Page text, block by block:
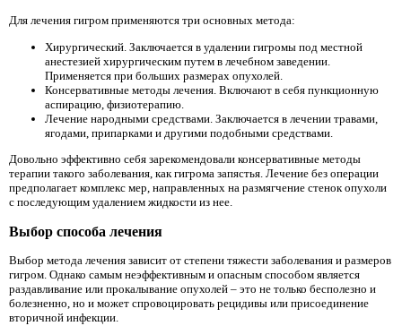
Для лечения гигром применяются три основных метода:
Хирургический. Заключается в удалении гигромы под местной
анестезией хирургическим путем в лечебном заведении.
Применяется при больших размерах опухолей.
Консервативные методы лечения. Включают в себя пункционную
аспирацию, физиотерапию.
Лечение народными средствами. Заключается в лечении травами,
ягодами, припарками и другими подобными средствами.
Довольно эффективно себя зарекомендовали консервативные методы
терапии такого заболевания, как гигрома запястья. Лечение без операции
предполагает комплекс мер, направленных на размягчение стенок опухоли
с последующим удалением жидкости из нее.
Выбор способа лечения
Выбор метода лечения зависит от степени тяжести заболевания и размеров
гигром. Однако самым неэффективным и опасным способом является
раздавливание или прокалывание опухолей – это не только бесполезно и
болезненно, но и может спровоцировать рецидивы или присоединение
вторичной инфекции.